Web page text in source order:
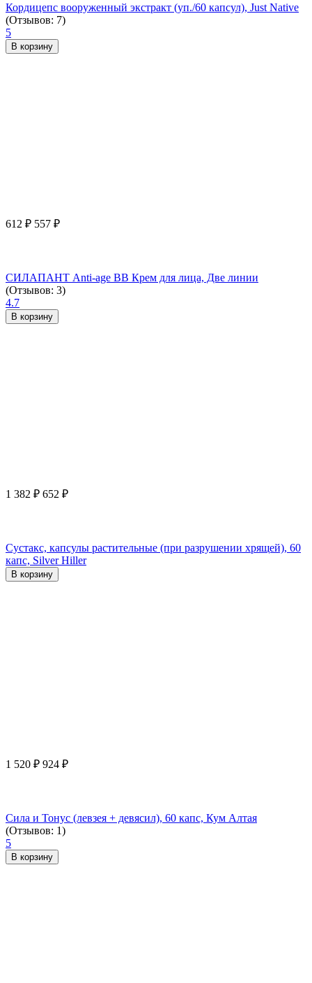
Кордицепс вооруженный экстракт (уп./60 капсул), Just Native
(Отзывов: 7)
5
В корзину
612 ₽ 557 ₽
СИЛАПАНТ Anti-age ВВ Крем для лица, Две линии
(Отзывов: 3)
4.7
В корзину
1 382 ₽ 652 ₽
Сустакс, капсулы растительные (при разрушении хрящей), 60
капс, Silver Hiller
В корзину
1 520 ₽ 924 ₽
Сила и Тонус (левзея + девясил), 60 капс, Кум Алтая
(Отзывов: 1)
5
В корзину